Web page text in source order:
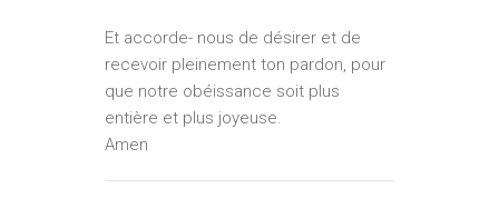
Et accorde- nous de désirer et de
recevoir pleinement ton pardon, pour
que notre obéissance soit plus
entière et plus joyeuse.
Amen